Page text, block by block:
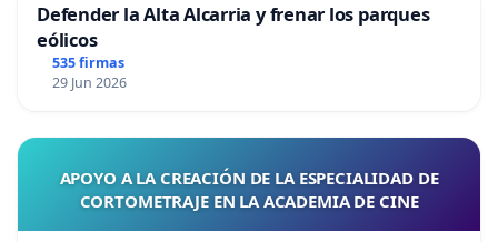
Defender la Alta Alcarria y frenar los parques
eólicos
535 firmas
29 Jun 2026
APOYO A LA CREACIÓN DE LA ESPECIALIDAD DE
CORTOMETRAJE EN LA ACADEMIA DE CINE